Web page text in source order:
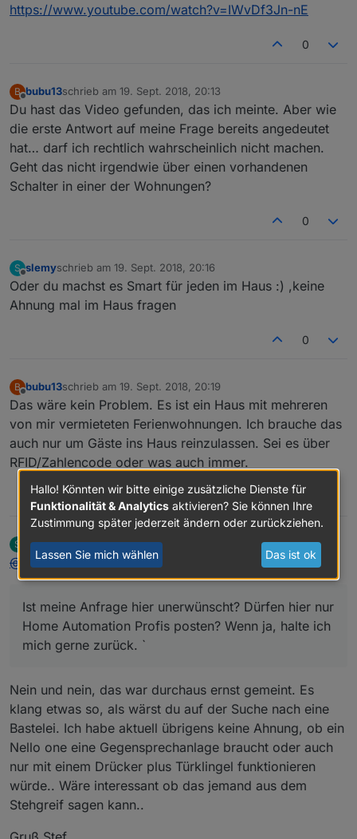
https://www.youtube.com/watch?v=IWvDf3Jn-nE
0
B
Offline
bubu13schrieb am 19. Sept. 2018, 20:13
zuletzt editiert von
Du hast das Video gefunden, das ich meinte. Aber wie
die erste Antwort auf meine Frage bereits angedeutet
hat… darf ich rechtlich wahrscheinlich nicht machen.
Geht das nicht irgendwie über einen vorhandenen
Schalter in einer der Wohnungen?
0
S
Offline
slemyschrieb am 19. Sept. 2018, 20:16
zuletzt editiert von
Oder du machst es Smart für jeden im Haus :) ,keine
Ahnung mal im Haus fragen
0
B
Offline
bubu13schrieb am 19. Sept. 2018, 20:19
zuletzt editiert von
Das wäre kein Problem. Es ist ein Haus mit mehreren
von mir vermieteten Ferienwohnungen. Ich brauche das
auch nur um Gäste ins Haus reinzulassen. Sei es über
RFID/Zahlencode oder was auch immer.
0
S
Offline
stef.73schrieb am19. Sept. 2018, 20:23
zuletzt editiert von
@ bubu13:
Ist meine Anfrage hier unerwünscht? Dürfen hier nur
Home Automation Profis posten? Wenn ja, halte ich
mich gerne zurück. `
Nein und nein, das war durchaus ernst gemeint. Es
klang etwas so, als wärst du auf der Suche nach eine
Bastelei. Ich habe aktuell übrigens keine Ahnung, ob ein
Nello one eine Gegensprechanlage braucht oder auch
nur mit einem Drücker plus Türklingel funktionieren
würde.. Wäre interessant ob das jemand aus dem
Stehgreif sagen kann..
Hallo! Könnten wir bitte einige zusätzliche Dienste für
Funktionalität & Analytics aktivieren? Sie können Ihre
Zustimmung später jederzeit ändern oder zurückziehen.
Lassen Sie mich wählen Das ist ok